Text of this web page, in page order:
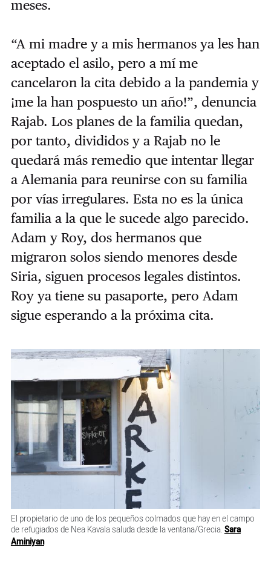
meses.
“A mi madre y a mis hermanos ya les han
aceptado el asilo, pero a mí me
cancelaron la cita debido a la pandemia y
¡me la han pospuesto un año!”, denuncia
Rajab. Los planes de la familia quedan,
por tanto, divididos y a Rajab no le
quedará más remedio que intentar llegar
a Alemania para reunirse con su familia
por vías irregulares. Esta no es la única
familia a la que le sucede algo parecido.
Adam y Roy, dos hermanos que
migraron solos siendo menores desde
Siria, siguen procesos legales distintos.
Roy ya tiene su pasaporte, pero Adam
sigue esperando a la próxima cita.
El propietario de uno de los pequeños colmados que hay en el campo
de refugiados de Nea Kavala saluda desde la ventana/Grecia. Sara
Aminiyan